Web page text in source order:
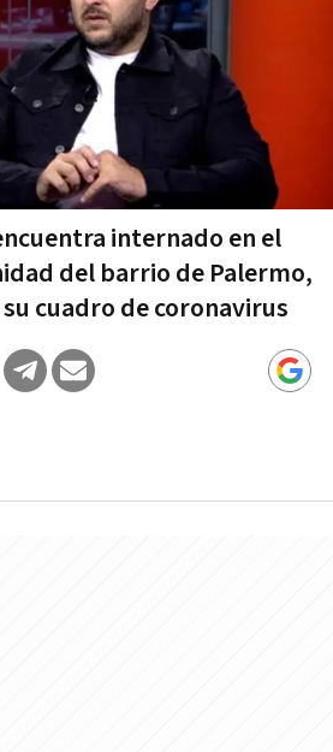
internado en el
del barrio de Palermo,
cuadro de coronavirus